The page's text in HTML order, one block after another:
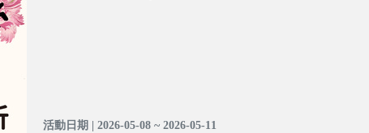
活動日期 | 2026-05-08 ~ 2026-05-11